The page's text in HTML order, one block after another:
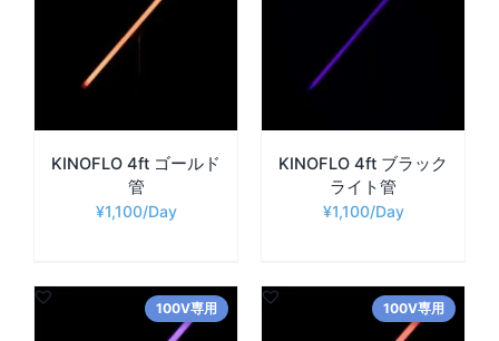
KINOFLO 4ft ゴールド
管
¥1,100
KINOFLO 4ft ブラック
ライト管
¥1,100
100V専用 100V専用